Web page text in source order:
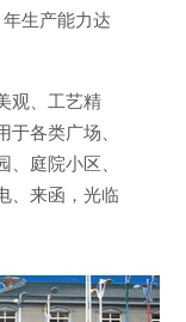
生产能力达
观、工艺精
于各类广场、
、庭院小区、
、来函，光临